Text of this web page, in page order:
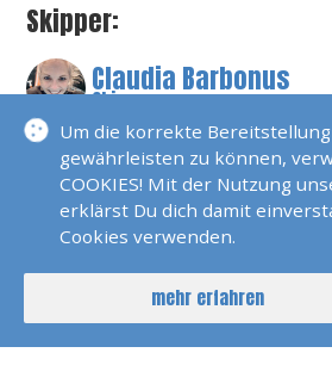
Skipper:
Claudia Barbonus
Skipper
Dirk Marquardt
Skipper
Thomas Dorer
Skipper
Mihai Plasoianu
Um die korrekte
gewährleisten zu können,
COOKIES! Mit der Nutzung
erklärst Du dich damit
Cookies verwenden.
mehr erfahren